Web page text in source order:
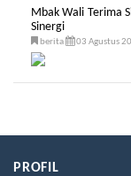
Mbak Wali Terima
Sinergi
berita 03 Agustus
PROFIL